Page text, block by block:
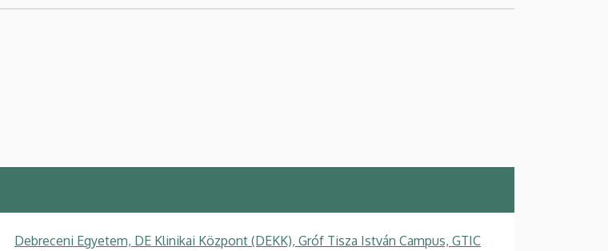
Debreceni Egyetem, DE Klinikai Központ (DEKK), Gróf Tisza István Campus, GTIC